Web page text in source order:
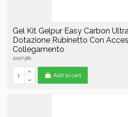
Gel Kit Gelpur Easy Carbon
Dotazione Rubinetto Con
Collegamento
10107380
Add to cart